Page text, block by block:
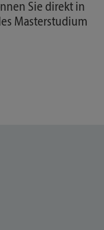
Sie direkt in
Masterstudium